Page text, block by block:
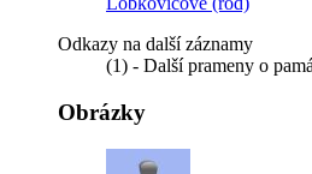
Odkazy na další záznamy
(1) - Další prameny o
Obrázky